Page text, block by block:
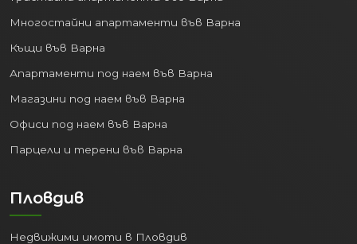
Многостайни апартаменти във Варна
Къщи във Варна
Апартаменти под наем във Варна
Магазини под наем във Варна
Офиси под наем във Варна
Парцели и терени във Варна
Пловдив
Недвижими имоти в Пловдив